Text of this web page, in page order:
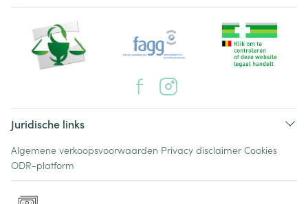
Juridische links
Algemene verkoopsvoorwaarden Privacy disclaimer Cookies
ODR-platform